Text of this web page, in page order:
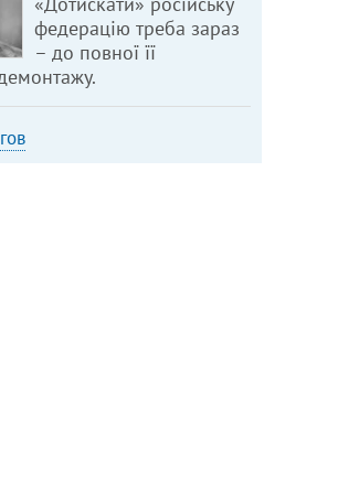
федерацію треба зараз
– до повної її